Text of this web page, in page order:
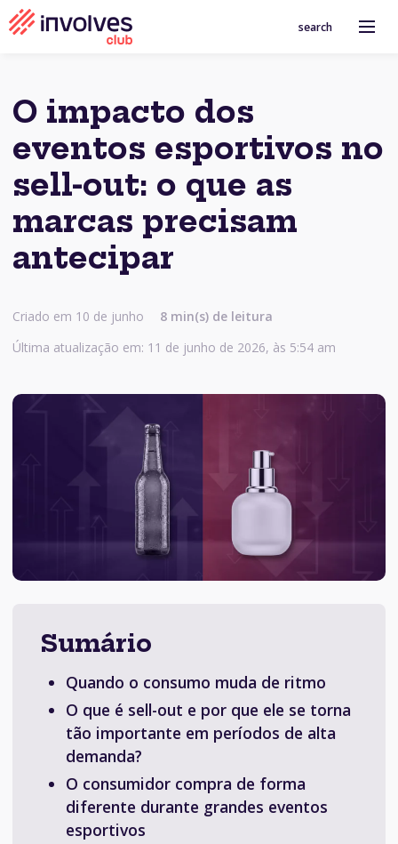
search
O impacto dos
eventos esportivos no
sell-out: o que as
marcas precisam
antecipar
Criado em 10 de junho
8 min(s) de leitura
Última atualização em: 11 de junho de 2026, às 5:54 am
Sumário
Quando o consumo muda de ritmo
O que é sell-out e por que ele se torna
tão importante em períodos de alta
demanda?
O consumidor compra de forma
diferente durante grandes eventos
esportivos